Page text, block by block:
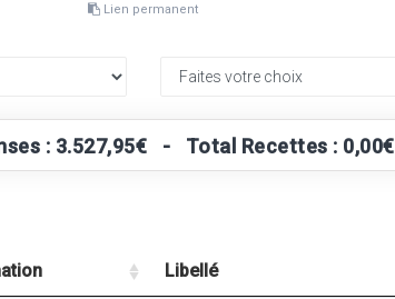
Lien permanent
: 3.527,95€ - Total Recettes : 0,00€
Libellé